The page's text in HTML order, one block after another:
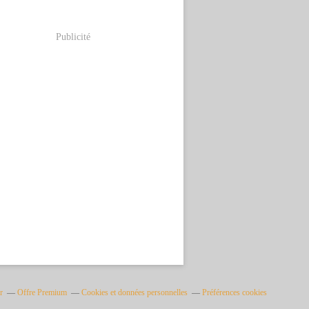
Publicité
Offre Premium Cookies et données personnelles Préférences cookies